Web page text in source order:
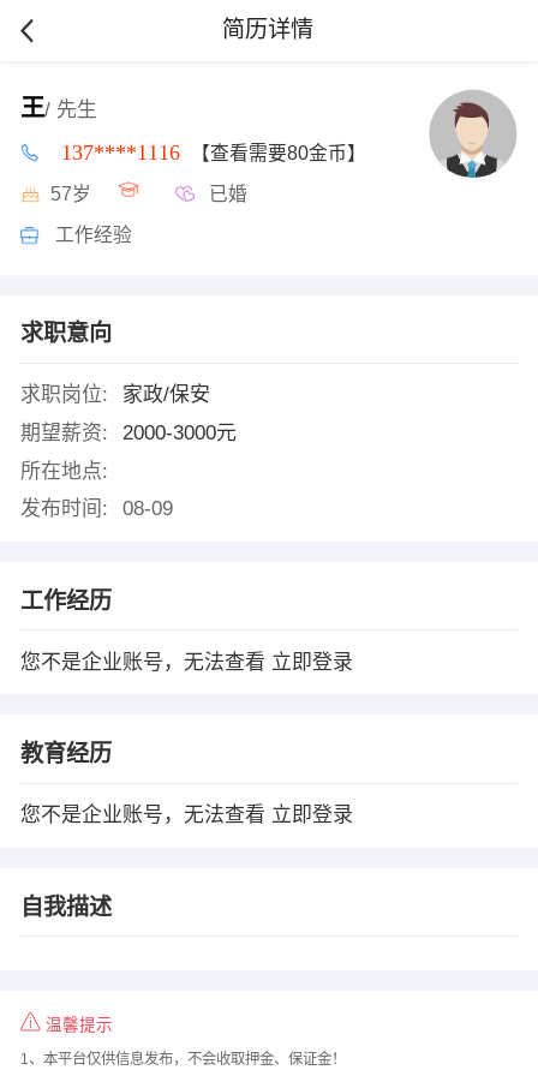
简历详情
王/ 先生
137****1116 【查看需要80金币】
57岁 已婚
工作经验
求职意向
求职岗位:
家政/保安
期望薪资:
2000-3000元
所在地点:
发布时间:
08-09
工作经历
您不是企业账号，无法查看 立即登录
教育经历
您不是企业账号，无法查看 立即登录
自我描述
温馨提示
1、本平台仅供信息发布，不会收取押金、保证金！